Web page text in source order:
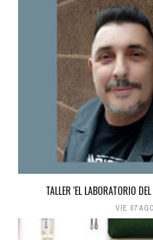
TALLER 'EL LABORATORIO
VIE 07 AGO